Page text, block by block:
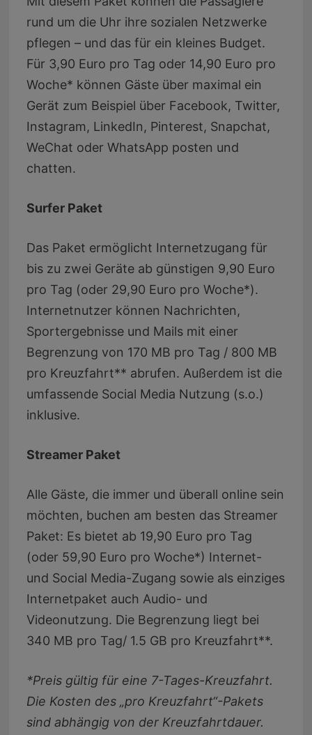
rund um die Uhr ihre sozialen Netzwerke
pflegen – und das für ein kleines Budget.
Für 3,90 Euro pro Tag oder 14,90 Euro pro
Woche* können Gäste über maximal ein
Gerät zum Beispiel über Facebook, Twitter,
Instagram, LinkedIn, Pinterest, Snapchat,
WeChat oder WhatsApp posten und
chatten.
Surfer Paket
Das Paket ermöglicht Internetzugang für
bis zu zwei Geräte ab günstigen 9,90 Euro
pro Tag (oder 29,90 Euro pro Woche*).
Internetnutzer können Nachrichten,
Sportergebnisse und Mails mit einer
Begrenzung von 170 MB pro Tag / 800 MB
pro Kreuzfahrt** abrufen. Außerdem ist die
umfassende Social Media Nutzung (s.o.)
inklusive.
Streamer Paket
Alle Gäste, die immer und überall online sein
möchten, buchen am besten das Streamer
Paket: Es bietet ab 19,90 Euro pro Tag
(oder 59,90 Euro pro Woche*) Internet-
und Social Media-Zugang sowie als einziges
Internetpaket auch Audio- und
Videonutzung. Die Begrenzung liegt bei
340 MB pro Tag/ 1.5 GB pro Kreuzfahrt**.
*Preis gültig für eine 7-Tages-Kreuzfahrt.
Die Kosten des „pro Kreuzfahrt“-Pakets
sind abhängig von der Kreuzfahrtdauer.